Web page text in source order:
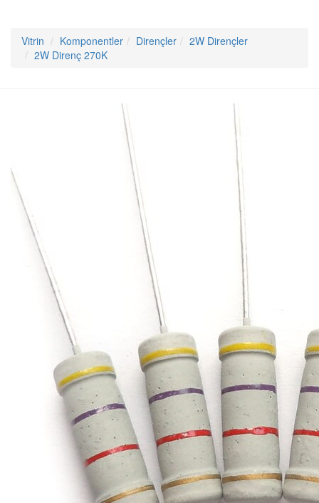
Vitrin Komponentler Dirençler
2W Dirençler
2W Direnç 270K